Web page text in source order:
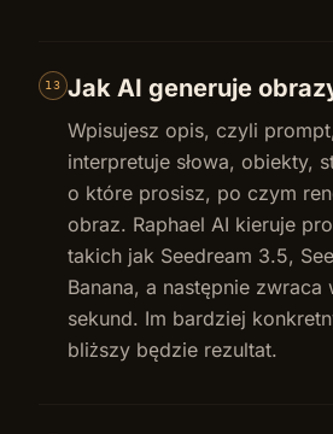
13 Jak AI generuje
Wpisujesz opis, czyli
interpretuje słowa, obiekty,
o które prosisz, po czym
obraz. Raphael AI kieruje
takich jak Seedream 3.5,
Banana, a następnie
sekund. Im bardziej
bliższy będzie rezultat.